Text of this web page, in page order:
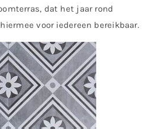
dat het jaar rond
voor iedereen bereikbaar.